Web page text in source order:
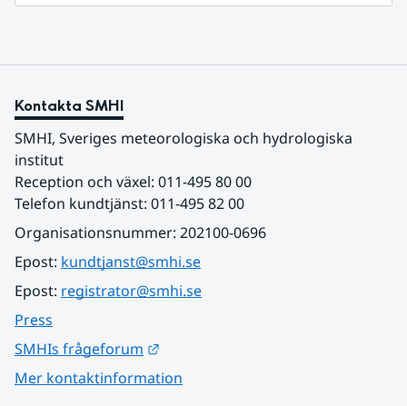
Kontakta SMHI
SMHI, Sveriges meteorologiska och hydrologiska
institut
Reception och växel: 011-495 80 00
Telefon kundtjänst: 011-495 82 00
Organisationsnummer: 202100-0696
Epost: kundtjanst@smhi.se
Epost: registrator@smhi.se
Press
SMHIs frågeforum
Mer kontaktinformation